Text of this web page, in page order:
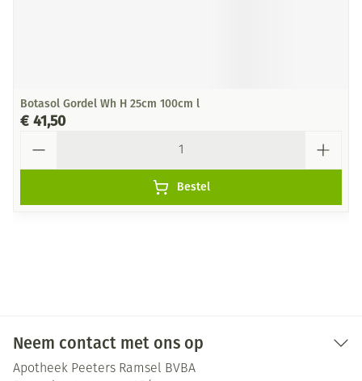
Botasol Gordel Wh H 25cm 100cm l
€ 41,50
Bestel
Neem contact met ons op
Apotheek Peeters Ramsel BVBA